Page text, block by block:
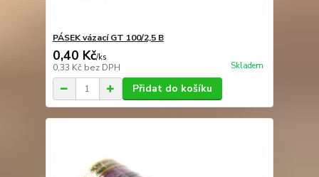
PÁSEK vázací GT 100/2,5 B
0,40 Kč/ks
0,33 Kč bez DPH Skladem
Přidat do košíku